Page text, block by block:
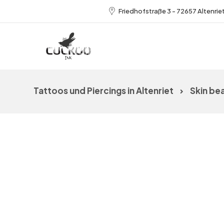
Friedhofstraße 3 - 72657
Tattoos und Piercings in Altenriet Skin